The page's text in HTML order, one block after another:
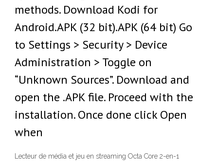
methods. Download Kodi for
Android.APK (32 bit).APK (64 bit) Go
to Settings > Security > Device
Administration > Toggle on
“Unknown Sources”. Download and
open the .APK file. Proceed with the
installation. Once done click Open
when
Lecteur de média et jeu en streaming Octa Core 2-en-1